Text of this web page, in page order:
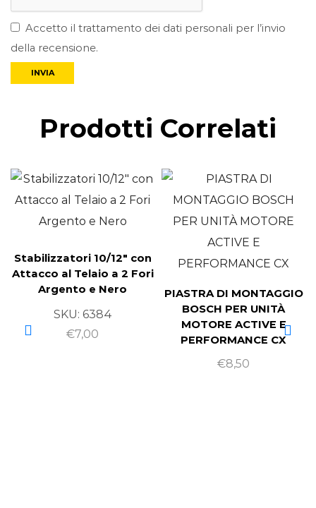
Accetto il trattamento dei dati personali per l’invio
della recensione.
Prodotti Correlati
Stabilizzatori 10/12″ con
Attacco al Telaio a 2 Fori
Argento e Nero
SKU: 6384
€7,00
PIASTRA DI MONTAGGIO
BOSCH PER UNITÀ
MOTORE ACTIVE E
PERFORMANCE CX
€8,50